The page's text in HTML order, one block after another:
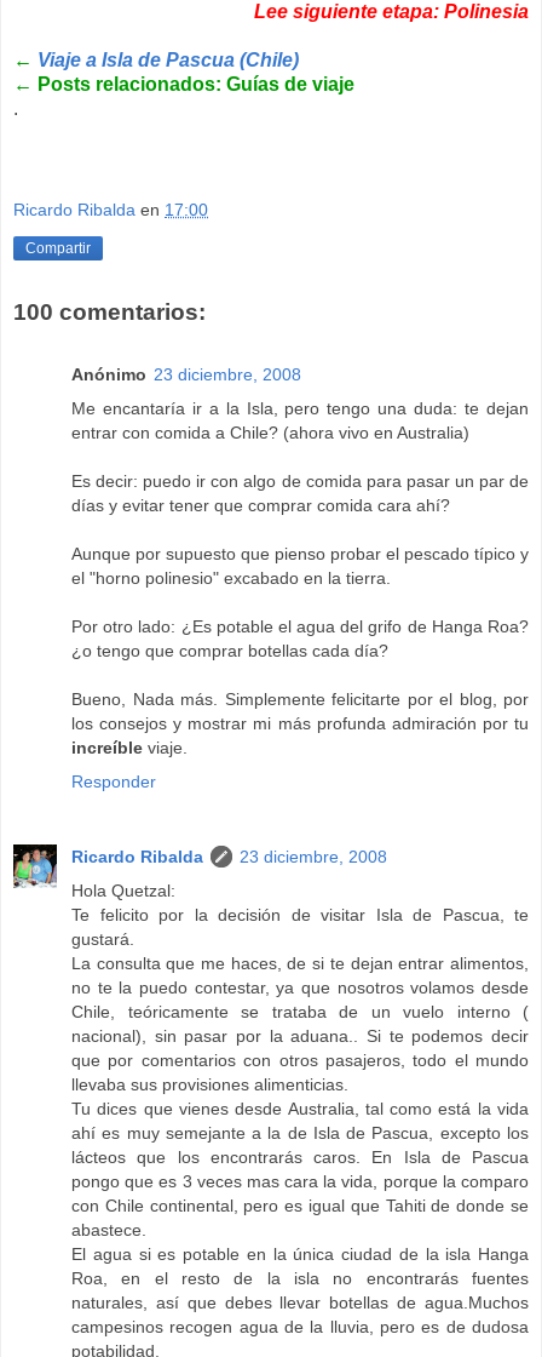
Lee siguiente etapa: Polinesia
← Viaje a Isla de Pascua (Chile)
← Posts relacionados: Guías de viaje
.
Ricardo Ribalda en 17:00
Compartir
100 comentarios:
Anónimo 23 diciembre, 2008
Me encantaría ir a la Isla, pero tengo una duda: te dejan
entrar con comida a Chile? (ahora vivo en Australia)
Es decir: puedo ir con algo de comida para pasar un par de
días y evitar tener que comprar comida cara ahí?
Aunque por supuesto que pienso probar el pescado típico y
el "horno polinesio" excabado en la tierra.
Por otro lado: ¿Es potable el agua del grifo de Hanga Roa?
¿o tengo que comprar botellas cada día?
Bueno, Nada más. Simplemente felicitarte por el blog, por
los consejos y mostrar mi más profunda admiración por tu
increíble viaje.
Responder
Ricardo Ribalda
23 diciembre, 2008
Hola Quetzal:
Te felicito por la decisión de visitar Isla de Pascua, te
gustará.
La consulta que me haces, de si te dejan entrar alimentos,
no te la puedo contestar, ya que nosotros volamos desde
Chile, teóricamente se trataba de un vuelo interno (
nacional), sin pasar por la aduana.. Si te podemos decir
que por comentarios con otros pasajeros, todo el mundo
llevaba sus provisiones alimenticias.
Tu dices que vienes desde Australia, tal como está la vida
ahí es muy semejante a la de Isla de Pascua, excepto los
lácteos que los encontrarás caros. En Isla de Pascua
pongo que es 3 veces mas cara la vida, porque la comparo
con Chile continental, pero es igual que Tahiti de donde se
abastece.
El agua si es potable en la única ciudad de la isla Hanga
Roa, en el resto de la isla no encontrarás fuentes
naturales, así que debes llevar botellas de agua.Muchos
campesinos recogen agua de la lluvia, pero es de dudosa
potabilidad.